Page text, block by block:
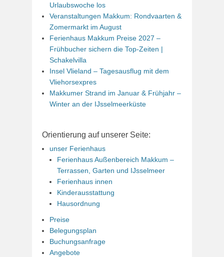
Urlaubswoche los
Veranstaltungen Makkum: Rondvaarten &
Zomermarkt im August
Ferienhaus Makkum Preise 2027 –
Frühbucher sichern die Top-Zeiten |
Schakelvilla
Insel Vlieland – Tagesausflug mit dem
Vliehorsexpres
Makkumer Strand im Januar & Frühjahr –
Winter an der IJsselmeerküste
Orientierung auf unserer Seite:
unser Ferienhaus
Ferienhaus Außenbereich Makkum –
Terrassen, Garten und IJsselmeer
Ferienhaus innen
Kinderausstattung
Hausordnung
Preise
Belegungsplan
Buchungsanfrage
Angebote